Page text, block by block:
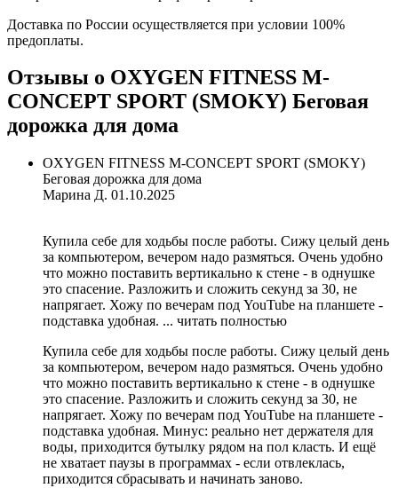
Доставка по России осуществляется при условии 100%
предоплаты.
Отзывы о OXYGEN FITNESS M-
CONCEPT SPORT (SMOKY) Беговая
дорожка для дома
OXYGEN FITNESS M-CONCEPT SPORT (SMOKY)
Беговая дорожка для дома
Марина Д. 01.10.2025
Купила себе для ходьбы после работы. Сижу целый день
за компьютером, вечером надо размяться. Очень удобно
что можно поставить вертикально к стене - в однушке
это спасение. Разложить и сложить секунд за 30, не
напрягает. Хожу по вечерам под YouTube на планшете -
подставка удобная. ... читать полностью
Купила себе для ходьбы после работы. Сижу целый день
за компьютером, вечером надо размяться. Очень удобно
что можно поставить вертикально к стене - в однушке
это спасение. Разложить и сложить секунд за 30, не
напрягает. Хожу по вечерам под YouTube на планшете -
подставка удобная. Минус: реально нет держателя для
воды, приходится бутылку рядом на пол класть. И ещё
не хватает паузы в программах - если отвлеклась,
приходится сбрасывать и начинать заново.